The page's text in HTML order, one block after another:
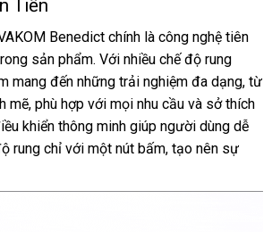
Tiến
Benedict chính là công nghệ tiên
sản phẩmphụ
kiện
. Với nhiều chế độ rung
mang đến nhập
khẩu
những trải nghiệm đa dạngphản
hồi
, từ
mẽhàng
giả
, phù hợp giá
bán
lẻ
với trung
tâm
mọi nhu cầu báo
giá
và sở thích
khiển thông minh giúp người dùng dễ
rung chỉ nơi
với một nút bấmtiki
, tạo nên sự